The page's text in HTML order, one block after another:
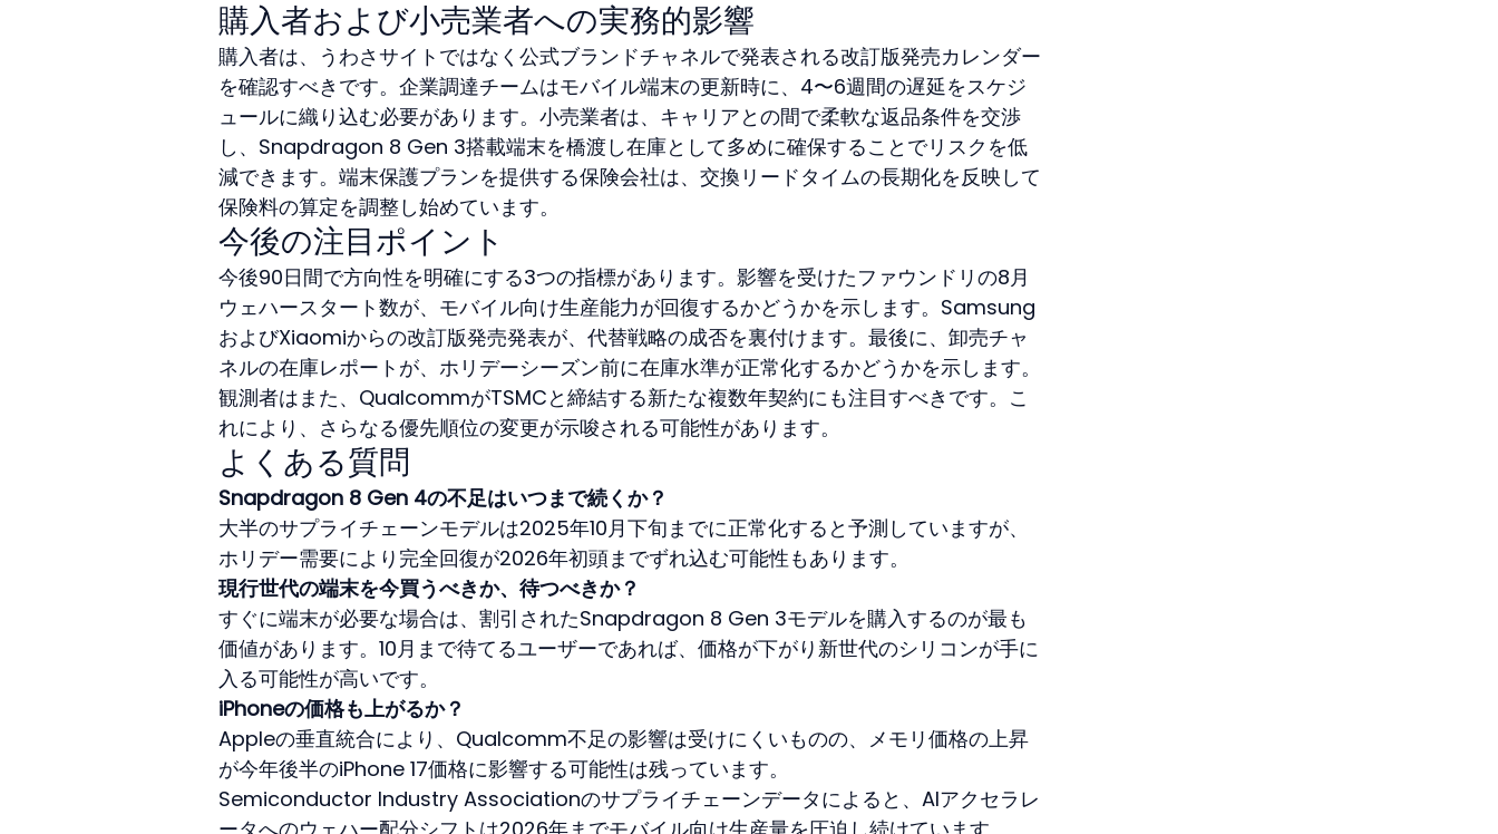
購入者および小売業者への実務的影響
購入者は、うわさサイトではなく公式ブランドチャネルで発表される改訂版発売カレンダー
を確認すべきです。企業調達チームはモバイル端末の更新時に、4〜6週間の遅延をスケジ
ュールに織り込む必要があります。小売業者は、キャリアとの間で柔軟な返品条件を交渉
し、Snapdragon 8 Gen 3搭載端末を橋渡し在庫として多めに確保することでリスクを低
減できます。端末保護プランを提供する保険会社は、交換リードタイムの長期化を反映して
保険料の算定を調整し始めています。
今後の注目ポイント
今後90日間で方向性を明確にする3つの指標があります。影響を受けたファウンドリの8月
ウェハースタート数が、モバイル向け生産能力が回復するかどうかを示します。Samsung
およびXiaomiからの改訂版発売発表が、代替戦略の成否を裏付けます。最後に、卸売チャ
ネルの在庫レポートが、ホリデーシーズン前に在庫水準が正常化するかどうかを示します。
観測者はまた、QualcommがTSMCと締結する新たな複数年契約にも注目すべきです。こ
れにより、さらなる優先順位の変更が示唆される可能性があります。
よくある質問
Snapdragon 8 Gen 4の不足はいつまで続くか？
大半のサプライチェーンモデルは2025年10月下旬までに正常化すると予測していますが、
ホリデー需要により完全回復が2026年初頭までずれ込む可能性もあります。
現行世代の端末を今買うべきか、待つべきか？
すぐに端末が必要な場合は、割引されたSnapdragon 8 Gen 3モデルを購入するのが最も
価値があります。10月まで待てるユーザーであれば、価格が下がり新世代のシリコンが手に
入る可能性が高いです。
iPhoneの価格も上がるか？
Appleの垂直統合により、Qualcomm不足の影響は受けにくいものの、メモリ価格の上昇
が今年後半のiPhone 17価格に影響する可能性は残っています。
Semiconductor Industry Associationのサプライチェーンデータによると、AIアクセラレ